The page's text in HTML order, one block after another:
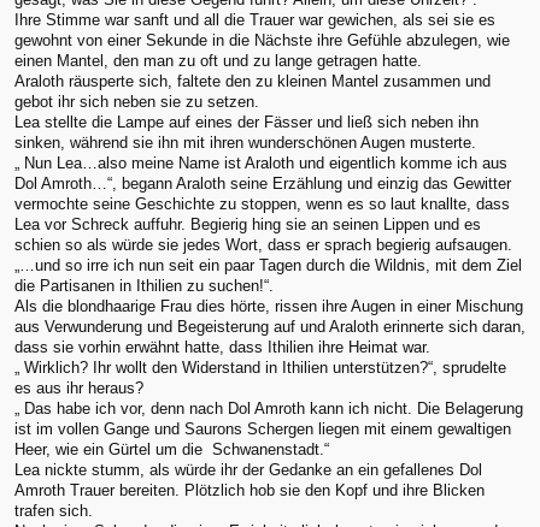
Ihre Stimme war sanft und all die Trauer war gewichen, als sei sie es
gewohnt von einer Sekunde in die Nächste ihre Gefühle abzulegen, wie
einen Mantel, den man zu oft und zu lange getragen hatte.
Araloth räusperte sich, faltete den zu kleinen Mantel zusammen und
gebot ihr sich neben sie zu setzen.
Lea stellte die Lampe auf eines der Fässer und ließ sich neben ihn
sinken, während sie ihn mit ihren wunderschönen Augen musterte.
„ Nun Lea…also meine Name ist Araloth und eigentlich komme ich aus
Dol Amroth…“, begann Araloth seine Erzählung und einzig das Gewitter
vermochte seine Geschichte zu stoppen, wenn es so laut knallte, dass
Lea vor Schreck auffuhr. Begierig hing sie an seinen Lippen und es
schien so als würde sie jedes Wort, dass er sprach begierig aufsaugen.
„…und so irre ich nun seit ein paar Tagen durch die Wildnis, mit dem Ziel
die Partisanen in Ithilien zu suchen!“.
Als die blondhaarige Frau dies hörte, rissen ihre Augen in einer Mischung
aus Verwunderung und Begeisterung auf und Araloth erinnerte sich daran,
dass sie vorhin erwähnt hatte, dass Ithilien ihre Heimat war.
„ Wirklich? Ihr wollt den Widerstand in Ithilien unterstützen?“, sprudelte
es aus ihr heraus?
„ Das habe ich vor, denn nach Dol Amroth kann ich nicht. Die Belagerung
ist im vollen Gange und Saurons Schergen liegen mit einem gewaltigen
Heer, wie ein Gürtel um die Schwanenstadt.“
Lea nickte stumm, als würde ihr der Gedanke an ein gefallenes Dol
Amroth Trauer bereiten. Plötzlich hob sie den Kopf und ihre Blicken
trafen sich.